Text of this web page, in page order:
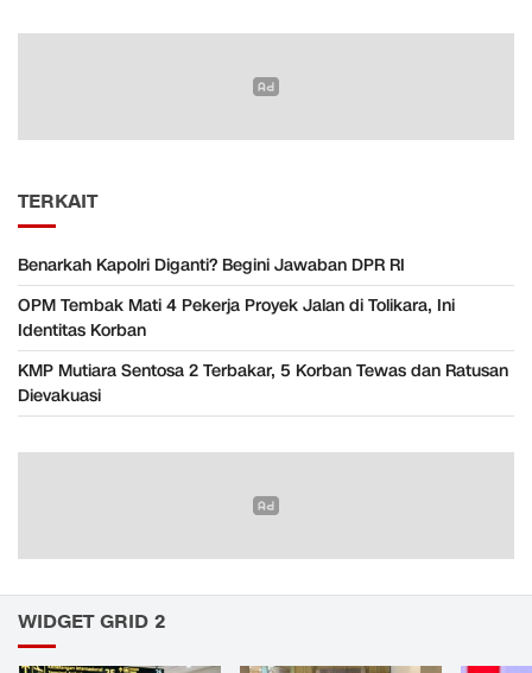
TERKAIT
Benarkah Kapolri Diganti? Begini Jawaban DPR RI
OPM Tembak Mati 4 Pekerja Proyek Jalan di Tolikara, Ini
Identitas Korban
KMP Mutiara Sentosa 2 Terbakar, 5 Korban Tewas dan Ratusan
Dievakuasi
WIDGET GRID 2